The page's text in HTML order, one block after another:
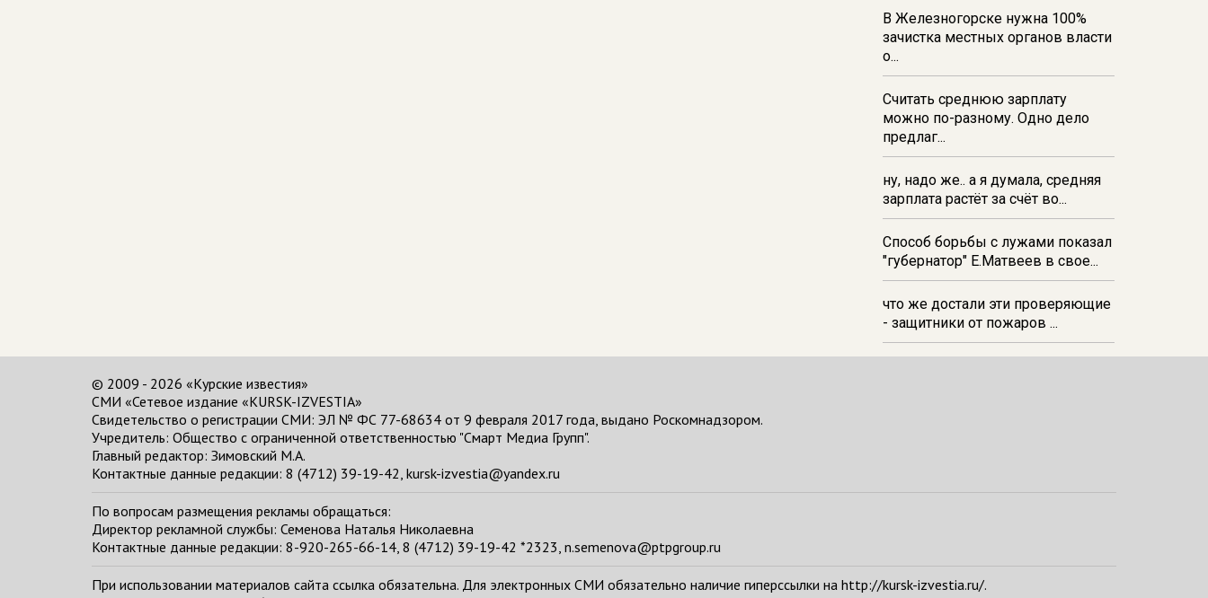
14:02Парк молодёжи в Курске
пополнили более чем 2 тысячами
новых растений
13:589 августа в Курской области
— облака и дожди
В Железногорске нужна 100%
зачистка местных органов власти
о...
Считать среднюю зарплату
можно по-разному. Одно дело
предлаг...
ну, надо же.. а я думала, средняя
зарплата растёт за счёт во...
Способ борьбы с лужами показал
"губернатор" Е.Матвеев в свое...
что же достали эти проверяющие
- защитники от пожаров ...
© 2009 - 2026 «Курские известия»
СМИ «Сетевое издание «KURSK-IZVESTIA»
Свидетельство о регистрации СМИ: ЭЛ № ФС 77-68634 от 9 февраля 2017 года, выдано Роскомнадзором.
Учредитель: Общество с ограниченной ответственностью "Смарт Медиа Групп".
Главный редактор: Зимовский М.А.
Контактные данные редакции: 8 (4712) 39-19-42, kursk-izvestia@yandex.ru
По вопросам размещения рекламы обращаться:
Директор рекламной службы: Семенова Наталья Николаевна
Контактные данные редакции: 8-920-265-66-14, 8 (4712) 39-19-42 *2323, n.semenova@ptpgroup.ru
При использовании материалов сайта ссылка обязательна. Для электронных СМИ обязательно наличие гиперссылки на http://kursk-izvestia.ru/.